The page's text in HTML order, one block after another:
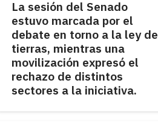
La sesión del Senado
estuvo marcada por el
debate en torno a la ley de
tierras, mientras una
movilización expresó el
rechazo de distintos
sectores a la iniciativa.